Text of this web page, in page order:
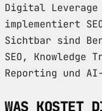
Digital
implementiert
Sichtbar sind
SEO, Knowledge
Reporting und
WAS KOSTET